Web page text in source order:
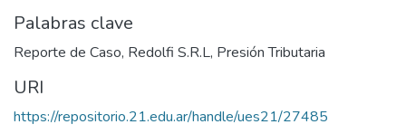
Palabras clave
Reporte de Caso, Redolfi S.R.L, Presión Tributaria
URI
https://repositorio.21.edu.ar/handle/ues21/27485